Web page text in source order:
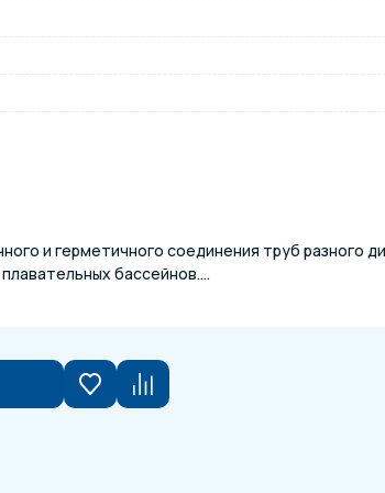
и герметичного соединения труб разного
бассейнов....